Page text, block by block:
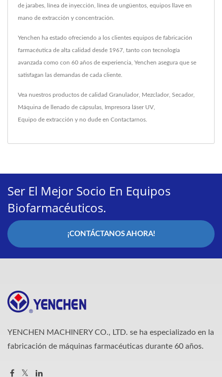
de jarabes, línea de inyección, línea de ungüentos, equipos llave en
mano de extracción y concentración.
Yenchen ha estado ofreciendo a los clientes equipos de fabricación
farmacéutica de alta calidad desde 1967, tanto con tecnología
avanzada como con 60 años de experiencia, Yenchen asegura que se
satisfagan las demandas de cada cliente.
Vea nuestros productos de calidad Granulador, Mezclador, Secador,
Máquina de llenado de cápsulas Impresora láser UV
Equipo de extracción y no dude en Contactarnos
Ser El Mejor Socio En Equipos
Biofarmacéuticos.
¡CONTÁCTANOS AHORA!
YENCHEN MACHINERY CO., LTD. se ha especializado en la
fabricación de máquinas farmacéuticas durante 60 años.